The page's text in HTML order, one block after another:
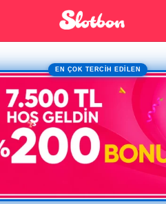
EN ÇOK TERCİH EDİLEN